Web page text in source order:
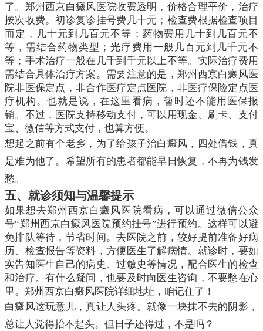
了。郑州西京白癜风医院收费透明，价格合理平价，治疗
按次收费。初诊复诊挂号费几十元；检查费根据检查项目
而定，几十元到几百元不等；药物费用几十到几百元不
等，需结合药物类型；光疗费用一般几百元到几千元不
等；手术治疗一般在几千到千元以上不等。实际治疗费用
需结合具体治疗方案。需要注意的是，郑州西京白癜风医
院非医保定点，非合作医疗定点医院，非医疗保险定点医
疗机构。也就是说，在这里看病，暂时还不能用医保报
销。不过，医院支持移动支付，可以用现金、刷卡、支付
宝、微信等方式支付，也算方便。
想起之前有个老乡，为了给孩子治白癜风，四处借钱，真
是难为他了。希望所有的患者都能早日恢复，不再为钱发
愁。
五、就诊须知与温馨提示
如果想去郑州西京白癜风医院看病，可以通过微信公众
号“郑州西京白癜风医院预约挂号”进行预约。这样可以避
免排队等待，节省时间。去医院之前，较好提前准备好病
历、检查报告等资料，方便医生了解病情。就诊时，要如
实告知医生自己的病史、过敏史等情况，配合医生的检查
和治疗。有什么疑问，也要及时向医生咨询，不要憋在心
里。郑州西京白癜风医院详细地址，咱记住了！
白癜风这玩意儿，真让人头疼。就像一块抹不去的阴影，
总让人觉得抬不起头。但日子还得过，不是吗？